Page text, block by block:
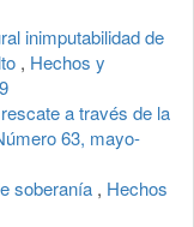
inimputabilidad de
, Hechos y
a través de la
63, mayo-
soberanía , Hechos